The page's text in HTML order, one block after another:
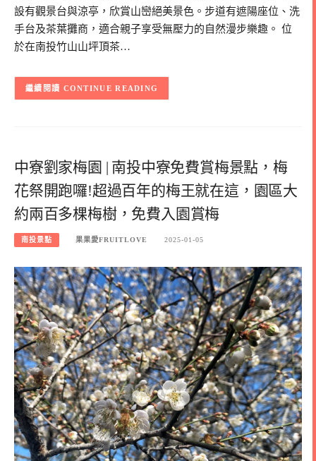
設有觀景台與涼亭，欣賞山巒絕美景色。步道有遮陽座位、洗
手台及茶葉攤商，適合親子享受無壓力的自然漫步樂趣。 位
於在南投竹山山坪頂茶…
CONTINUE READING
中寮劉家梅園 | 南投中寮免費賞梅景點，梅
花祭開跑囉!超過百年的梅王就在這，園區大
約兩百多棵梅樹，免費入園賞梅
南投景點 果果愛FRUITLOVE 2025-01-05